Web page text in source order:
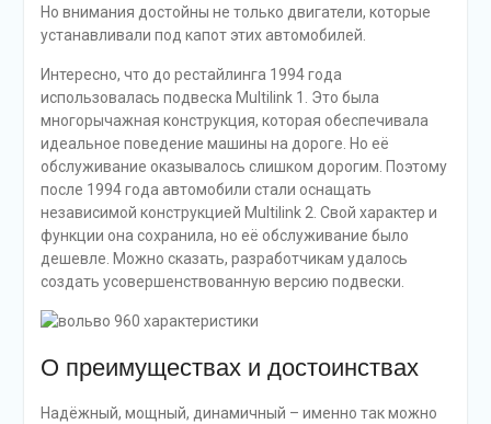
Но внимания достойны не только двигатели, которые
устанавливали под капот этих автомобилей.
Интересно, что до рестайлинга 1994 года
использовалась подвеска Multilink 1. Это была
многорычажная конструкция, которая обеспечивала
идеальное поведение машины на дороге. Но её
обслуживание оказывалось слишком дорогим. Поэтому
после 1994 года автомобили стали оснащать
независимой конструкцией Multilink 2. Свой характер и
функции она сохранила, но её обслуживание было
дешевле. Можно сказать, разработчикам удалось
создать усовершенствованную версию подвески.
О преимуществах и достоинствах
Надёжный, мощный, динамичный – именно так можно